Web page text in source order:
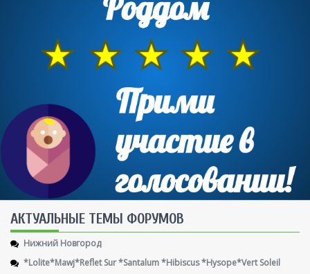
AКТУАЛЬНЫЕ ТЕМЫ ФОРУМОВ
Нижний Новгород
*Lolite*Mawj*Reflet Sur *Santalum *Hibiscus *Hysope*Vert Soleil